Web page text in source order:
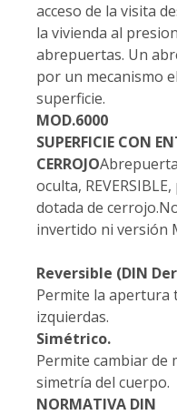
acceso de la visita
la vivienda al
abrepuertas. Un
por un mecanismo
superficie.
MOD.6000
SUPERFICIE CON
CERROJO
oculta,
dotada de
invertido ni versión
Reversible (DIN
Permite la apertura
izquierdas.
Simétrico.
Permite cambiar de
simetría del cuerpo.
NORMATIVA DIN